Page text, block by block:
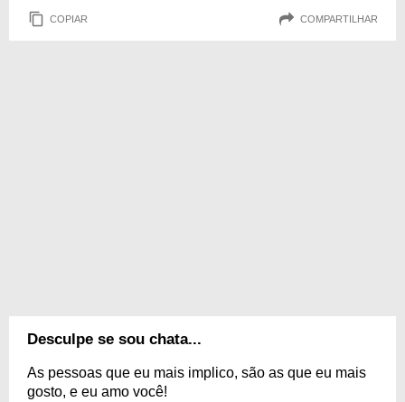
COPIAR COMPARTILHAR
Desculpe se sou chata...
As pessoas que eu mais implico, são as que eu mais
gosto, e eu amo você!